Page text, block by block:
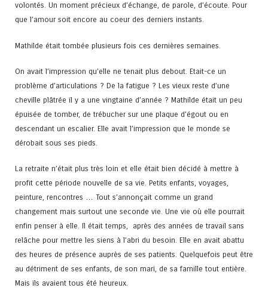
volontés. Un moment précieux d’échange, de parole, d’écoute. Pour
que l’amour soit encore au coeur des derniers instants.
Mathilde était tombée plusieurs fois ces dernières semaines.
On avait l’impression qu’elle ne tenait plus debout. Etait-ce un
problème d’articulations ? De la fatigue ? Les vieux reste d’une
cheville plâtrée il y a une vingtaine d’année ? Mathilde était un peu
épuisée de tomber, de trébucher sur une plaque d’égout ou en
descendant un escalier. Elle avait l’impression que le monde se
dérobait sous ses pieds.
La retraite n’était plus très loin et elle était bien décidé à mettre à
profit cette période nouvelle de sa vie. Petits enfants, voyages,
peinture, rencontres … Tout s’annonçait comme un grand
changement mais surtout une seconde vie. Une vie où elle pourrait
enfin penser à elle. Il était temps, après des années de travail sans
relâche pour mettre les siens à l’abri du besoin. Elle en avait abattu
des heures de présence auprès de ses patients. Quelquefois peut être
au détriment de ses enfants, de son mari, de sa famille tout entière.
Mais ils avaient tous été heureux.